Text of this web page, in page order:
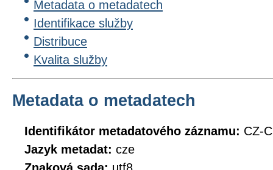
Metadata o metadatech
Identifikace služby
Distribuce
Kvalita služby
Metadata o metadatech
Identifikátor metadatového záznamu: CZ-
Jazyk metadat: cze